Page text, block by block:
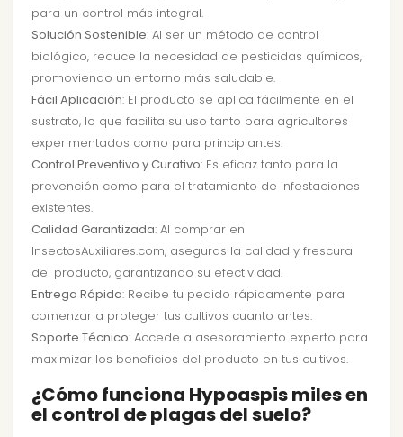
para un control más integral.
Solución Sostenible: Al ser un método de control
biológico, reduce la necesidad de pesticidas químicos,
promoviendo un entorno más saludable.
Fácil Aplicación: El producto se aplica fácilmente en el
sustrato, lo que facilita su uso tanto para agricultores
experimentados como para principiantes.
Control Preventivo y Curativo: Es eficaz tanto para la
prevención como para el tratamiento de infestaciones
existentes.
Calidad Garantizada: Al comprar en
InsectosAuxiliares.com, aseguras la calidad y frescura
del producto, garantizando su efectividad.
Entrega Rápida: Recibe tu pedido rápidamente para
comenzar a proteger tus cultivos cuanto antes.
Soporte Técnico: Accede a asesoramiento experto para
maximizar los beneficios del producto en tus cultivos.
¿Cómo funciona Hypoaspis miles en
el control de plagas del suelo?